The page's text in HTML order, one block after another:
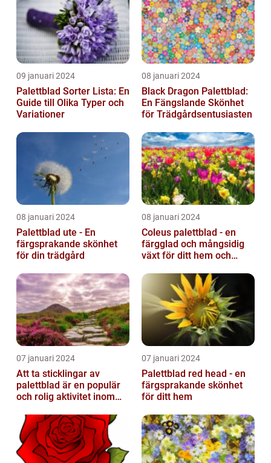
09 januari 2024
Palettblad Sorter Lista: En
Guide till Olika Typer och
Variationer
08 januari 2024
Black Dragon Palettblad:
En Fängslande Skönhet
för Trädgårdsentusiasten
08 januari 2024
Palettblad ute - En
färgsprakande skönhet
för din trädgård
08 januari 2024
Coleus palettblad - en
färgglad och mångsidig
växt för ditt hem och
07 januari 2024
Att ta sticklingar av
palettblad är en populär
och rolig aktivitet inom
07 januari 2024
Palettblad red head - en
färgsprakande skönhet
för ditt hem